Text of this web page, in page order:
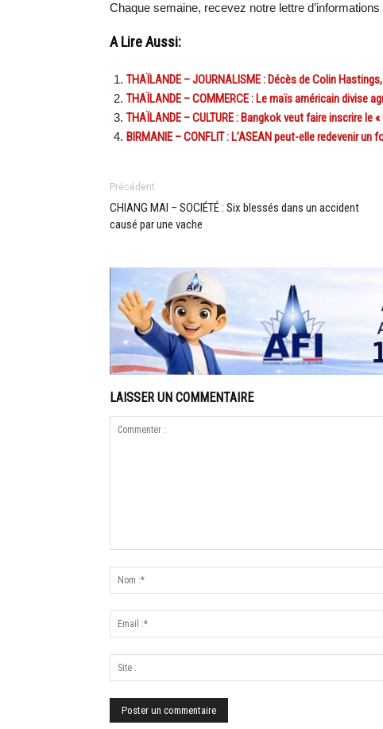
Chaque semaine, recevez notre lettre d’informations
A Lire Aussi:
THAÏLANDE – JOURNALISME : Décès de Colin
THAÏLANDE – COMMERCE : Le maïs américain divise
THAÏLANDE – CULTURE : Bangkok veut faire inscrire le
BIRMANIE – CONFLIT : L’ASEAN peut-elle redevenir
Précédent
CHIANG MAI – SOCIÉTÉ : Six blessés dans un accident
causé par une vache
LAISSER UN COMMENTAIRE